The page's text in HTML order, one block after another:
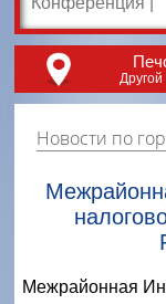
Другой
Новости по
Межрайонная